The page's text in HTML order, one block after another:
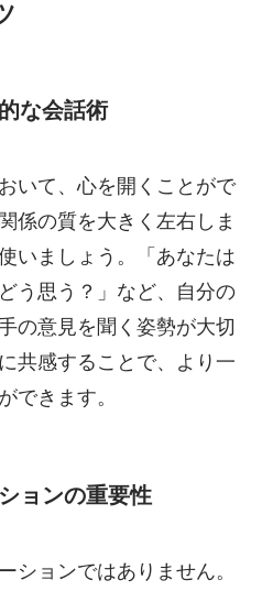
な会話術
いて、心を開くことがで
係の質を大きく左右しま
いましょう。「あなたは
う思う？」など、自分の
の意見を聞く姿勢が大切
共感することで、より一
できます。
ョンの重要性
ションではありません。